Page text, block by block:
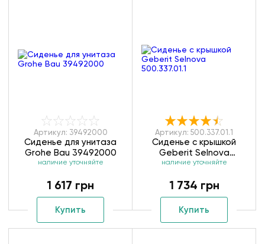
Артикул: 39492000
Сиденье для унитаза
Grohe Bau 39492000
наличие уточняйте
1 617 грн
Купить
Артикул: 500.337.01.1
Сиденье с крышкой
Geberit Selnova
500.337.01.1
наличие уточняйте
1 734 грн
Купить